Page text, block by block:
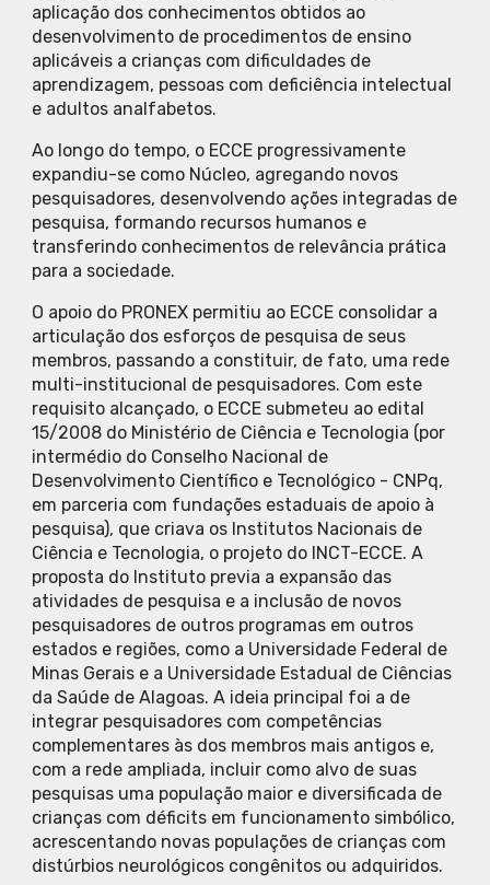
aplicação dos conhecimentos obtidos ao
desenvolvimento de procedimentos de ensino
aplicáveis a crianças com dificuldades de
aprendizagem, pessoas com deficiência intelectual
e adultos analfabetos.
Ao longo do tempo, o ECCE progressivamente
expandiu-se como Núcleo, agregando novos
pesquisadores, desenvolvendo ações integradas de
pesquisa, formando recursos humanos e
transferindo conhecimentos de relevância prática
para a sociedade.
O apoio do PRONEX permitiu ao ECCE consolidar a
articulação dos esforços de pesquisa de seus
membros, passando a constituir, de fato, uma rede
multi-institucional de pesquisadores. Com este
requisito alcançado, o ECCE submeteu ao edital
15/2008 do Ministério de Ciência e Tecnologia (por
intermédio do Conselho Nacional de
Desenvolvimento Científico e Tecnológico - CNPq,
em parceria com fundações estaduais de apoio à
pesquisa), que criava os Institutos Nacionais de
Ciência e Tecnologia, o projeto do INCT-ECCE. A
proposta do Instituto previa a expansão das
atividades de pesquisa e a inclusão de novos
pesquisadores de outros programas em outros
estados e regiões, como a Universidade Federal de
Minas Gerais e a Universidade Estadual de Ciências
da Saúde de Alagoas. A ideia principal foi a de
integrar pesquisadores com competências
complementares às dos membros mais antigos e,
com a rede ampliada, incluir como alvo de suas
pesquisas uma população maior e diversificada de
crianças com déficits em funcionamento simbólico,
acrescentando novas populações de crianças com
distúrbios neurológicos congênitos ou adquiridos.